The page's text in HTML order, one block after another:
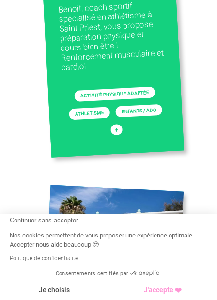
Benoit, coach sportif
spécialisé en athlétisme à
Saint Priest, vous propose
préparation physique et
cours bien être !
Renforcement musculaire et
cardio!
ACTIVITÉ PHYSIQUE ADAPTÉE
ATHLÉTISME ENFANTS / ADO
+
Continuer sans accepter
Nos cookies permettent de vous proposer une expérience optimale.
Accepter nous aide beaucoup 🥹
Politique de confidentialité
Consentements certifiés par
Je choisis J'accepte ❤️